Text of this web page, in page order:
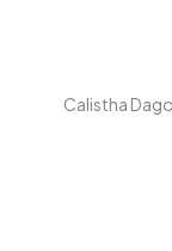
Calistha